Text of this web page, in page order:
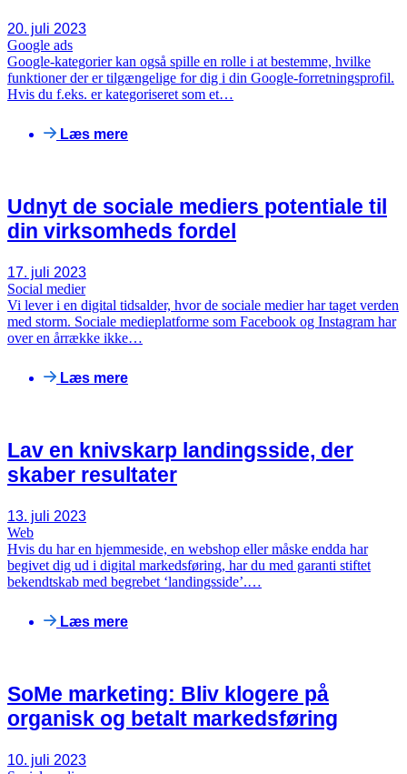
20. juli 2023
Google ads
Google-kategorier kan også spille en rolle i at bestemme, hvilke
funktioner der er tilgængelige for dig i din Google-forretningsprofil.
Hvis du f.eks. er kategoriseret som et…
Læs mere
Udnyt de sociale mediers potentiale til
din virksomheds fordel
17. juli 2023
Social medier
Vi lever i en digital tidsalder, hvor de sociale medier har taget verden
med storm. Sociale medieplatforme som Facebook og Instagram har
over en årrække ikke…
Læs mere
Lav en knivskarp landingsside, der
skaber resultater
13. juli 2023
Web
Hvis du har en hjemmeside, en webshop eller måske endda har
begivet dig ud i digital markedsføring, har du med garanti stiftet
bekendtskab med begrebet ‘landingsside’.…
Læs mere
SoMe marketing: Bliv klogere på
organisk og betalt markedsføring
10. juli 2023